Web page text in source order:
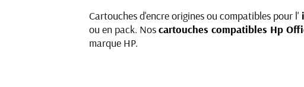
Cartouches d'encre origines ou compatibles pour l'
ou en pack. Noscartouches compatibles Hp
marque HP.